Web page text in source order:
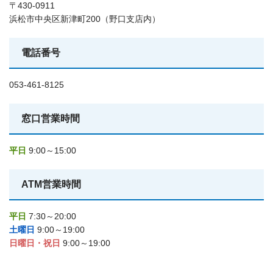
〒430-0911
浜松市中央区新津町200（野口支店内）
電話番号
053-461-8125
窓口営業時間
平日 9:00～15:00
ATM営業時間
平日 7:30～20:00
土曜日 9:00～19:00
日曜日・祝日 9:00～19:00